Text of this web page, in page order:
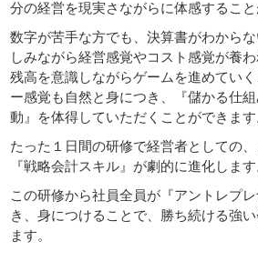
プライバシーポリシ
サイトマップ
分の経営を現実さながらに体感すること
数字が苦手な方でも、決算書がわから
しみながら経営感覚やコスト感覚が養
残高を意識しながらゲームを進めてい
ー感覚も自然と身につき、『儲かる仕
動』を体得していただくことができます
たった１日間の研修で経営者としての
『戦略会計スキル』が劇的に進化します
この研修から社員全員が『アントレプ
き、身につけることで、勝ち続ける強
ます。